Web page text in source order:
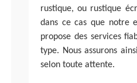
rustique, ou rustique
dans ce cas que notre
propose des services
type. Nous assurons
selon toute attente.